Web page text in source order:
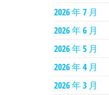
2026 年 7 月
2026 年 6 月
2026 年 5 月
2026 年 4 月
2026 年 3 月